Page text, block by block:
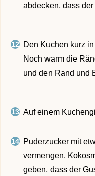
abdecken, dass
Den Kuchen kurz
Noch warm die
und den Rand und
Auf einem
Puderzucker mit
vermengen.
geben, dass der